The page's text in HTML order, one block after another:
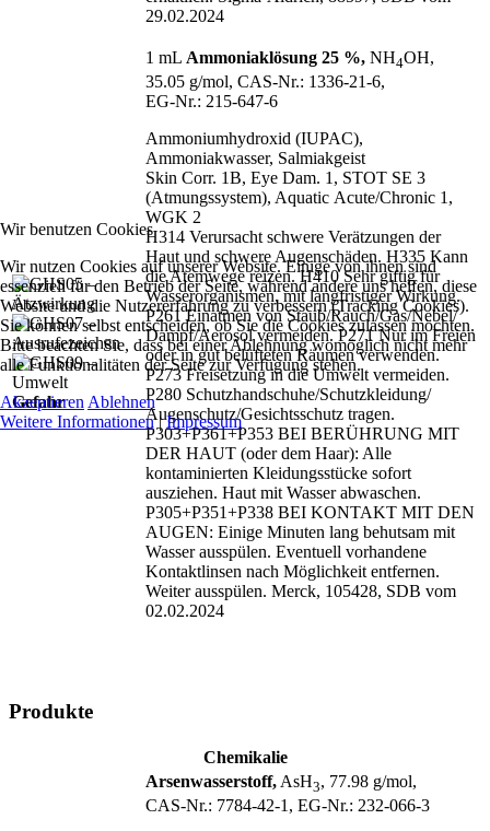
29.02.2024
Gefahr
1 mL Ammoniaklösung 25 %, NH4OH,
35.05 g/mol, CAS‑Nr.: 1336‑21‑6,
EG‑Nr.: 215‑647‑6
Ammoniumhydroxid (IUPAC),
Ammoniakwasser, Salmiakgeist
Skin Corr. 1B, Eye Dam. 1, STOT SE 3
(Atmungssystem), Aquatic Acute/Chronic 1,
WGK 2
H314 Verursacht schwere Verätzungen der
Haut und schwere Augenschäden. H335 Kann
die Atemwege reizen. H410 Sehr giftig für
Wasserorganismen, mit langfristiger Wirkung.
P261 Einatmen von Staub/Rauch/Gas/Nebel/
Dampf/Aerosol vermeiden. P271 Nur im Freien
oder in gut belüfteten Räumen verwenden.
P273 Freisetzung in die Umwelt vermeiden.
P280 Schutzhandschuhe/Schutzkleidung/
Augenschutz/Gesichtsschutz tragen.
P303+P361+P353 BEI BERÜHRUNG MIT
DER HAUT (oder dem Haar): Alle
kontaminierten Kleidungsstücke sofort
ausziehen. Haut mit Wasser abwaschen.
P305+P351+P338 BEI KONTAKT MIT DEN
AUGEN: Einige Minuten lang behutsam mit
Wasser ausspülen. Eventuell vorhandene
Kontaktlinsen nach Möglichkeit entfernen.
Weiter ausspülen. Merck, 105428, SDB vom
02.02.2024
Produkte
Chemikalie
Arsenwasserstoff, AsH3, 77.98 g/mol,
CAS‑Nr.: 7784‑42‑1, EG‑Nr.: 232‑066‑3
Wir benutzen Cookies
Wir nutzen Cookies auf unserer Website. Einige von ihnen sind
essenziell für den Betrieb der Seite, während andere uns helfen, diese
Website und die Nutzererfahrung zu verbessern (Tracking Cookies).
Sie können selbst entscheiden, ob Sie die Cookies zulassen möchten.
Bitte beachten Sie, dass bei einer Ablehnung womöglich nicht mehr
alle Funktionalitäten der Seite zur Verfügung stehen.
Akzeptieren Ablehnen
Weitere Informationen|Impressum